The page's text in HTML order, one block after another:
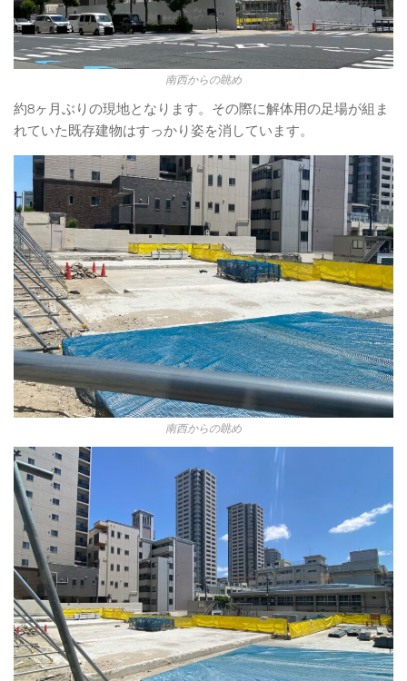
南西からの眺め
約8ヶ月ぶりの現地となります。その際に解体用の足場が組ま
れていた既存建物はすっかり姿を消しています。
南西からの眺め